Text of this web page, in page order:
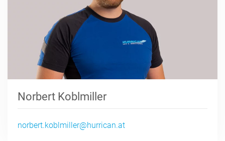
Norbert Koblmiller
norbert.koblmiller@hurrican.at